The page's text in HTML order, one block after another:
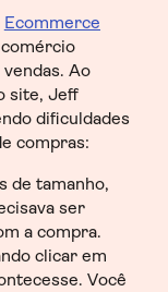
Ecommerce
Ao
site, Jeff
dificuldades
compras:
de tamanho,
ser
a compra.
clicar em
Você